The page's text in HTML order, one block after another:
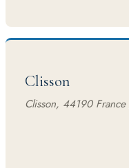
Clisson
Clisson, 44190 France